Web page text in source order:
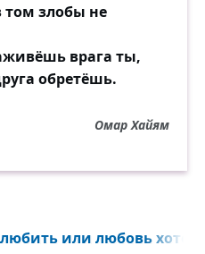
том злобы не
врага ты,
обретёшь.
Омар Хайям
или любовь